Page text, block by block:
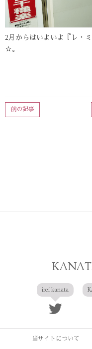
2月からはいよいよ『レ・
☆。
前の記事
irei kanata
当サイトについて